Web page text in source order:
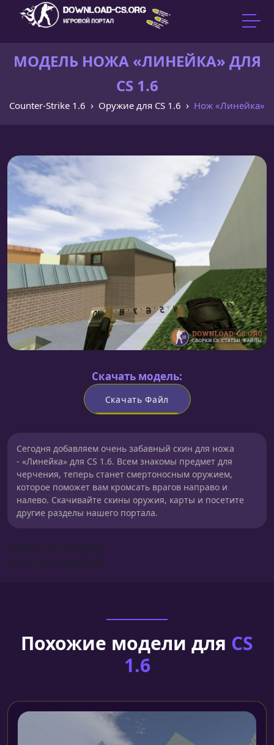
МОДЕЛЬ НОЖА «ЛИНЕЙКА» ДЛЯ
CS 1.6
Counter-Strike 1.6 Оружие для CS 1.6 Нож «Линейка»
Скачать модель:
Скачать Файл
Сегодня добавляем очень забавный скин для ножа
- «Линейка» для CS 1.6. Всем знакомы предмет для
черчения, теперь станет смертоносным оружием,
которое поможет вам кромсать врагов направо и
налево. Скачивайте скины оружия, карты и посетите
другие разделы нашего портала.
Похожие модели для CS
1.6